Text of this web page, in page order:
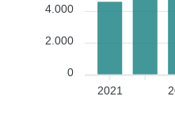
4.000
2.000
0
2021